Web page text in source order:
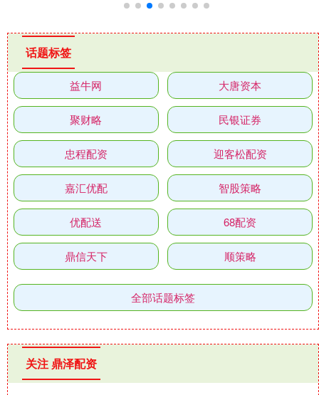
话题标签
益牛网 大唐资本
聚财略 民银证券
忠程配资 迎客松配资
嘉汇优配 智股策略
优配送 68配资
鼎信天下 顺策略
全部话题标签
关注 鼎泽配资